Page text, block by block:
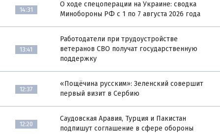
14:31
О ходе спецоперации на Украине: сводка
Минобороны РФ с 1 по 7 августа 2026 года
13:41
Работодатели при трудоустройстве
ветеранов СВО получат государственную
поддержку
12:37
«Пощёчина русским»: Зеленский совершит
первый визит в Сербию
12:20
Саудовская Аравия, Турция и Пакистан
подпишут соглашение в сфере обороны